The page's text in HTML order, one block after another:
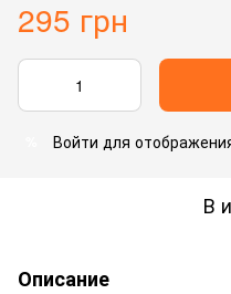
295 грн
Войти для
В
Описание